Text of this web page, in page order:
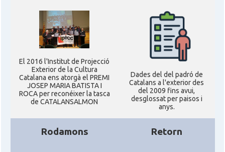
El 2016 l'Institut de Projecció
Exterior de la Cultura
Catalana ens atorgà el PREMI
JOSEP MARIA BATISTA I
ROCA per reconéixer la tasca
de CATALANSALMON
Dades del del padró de
Catalans a l'exterior des
del 2009 fins avui,
desglossat per paisos i
anys.
Rodamons Retorn